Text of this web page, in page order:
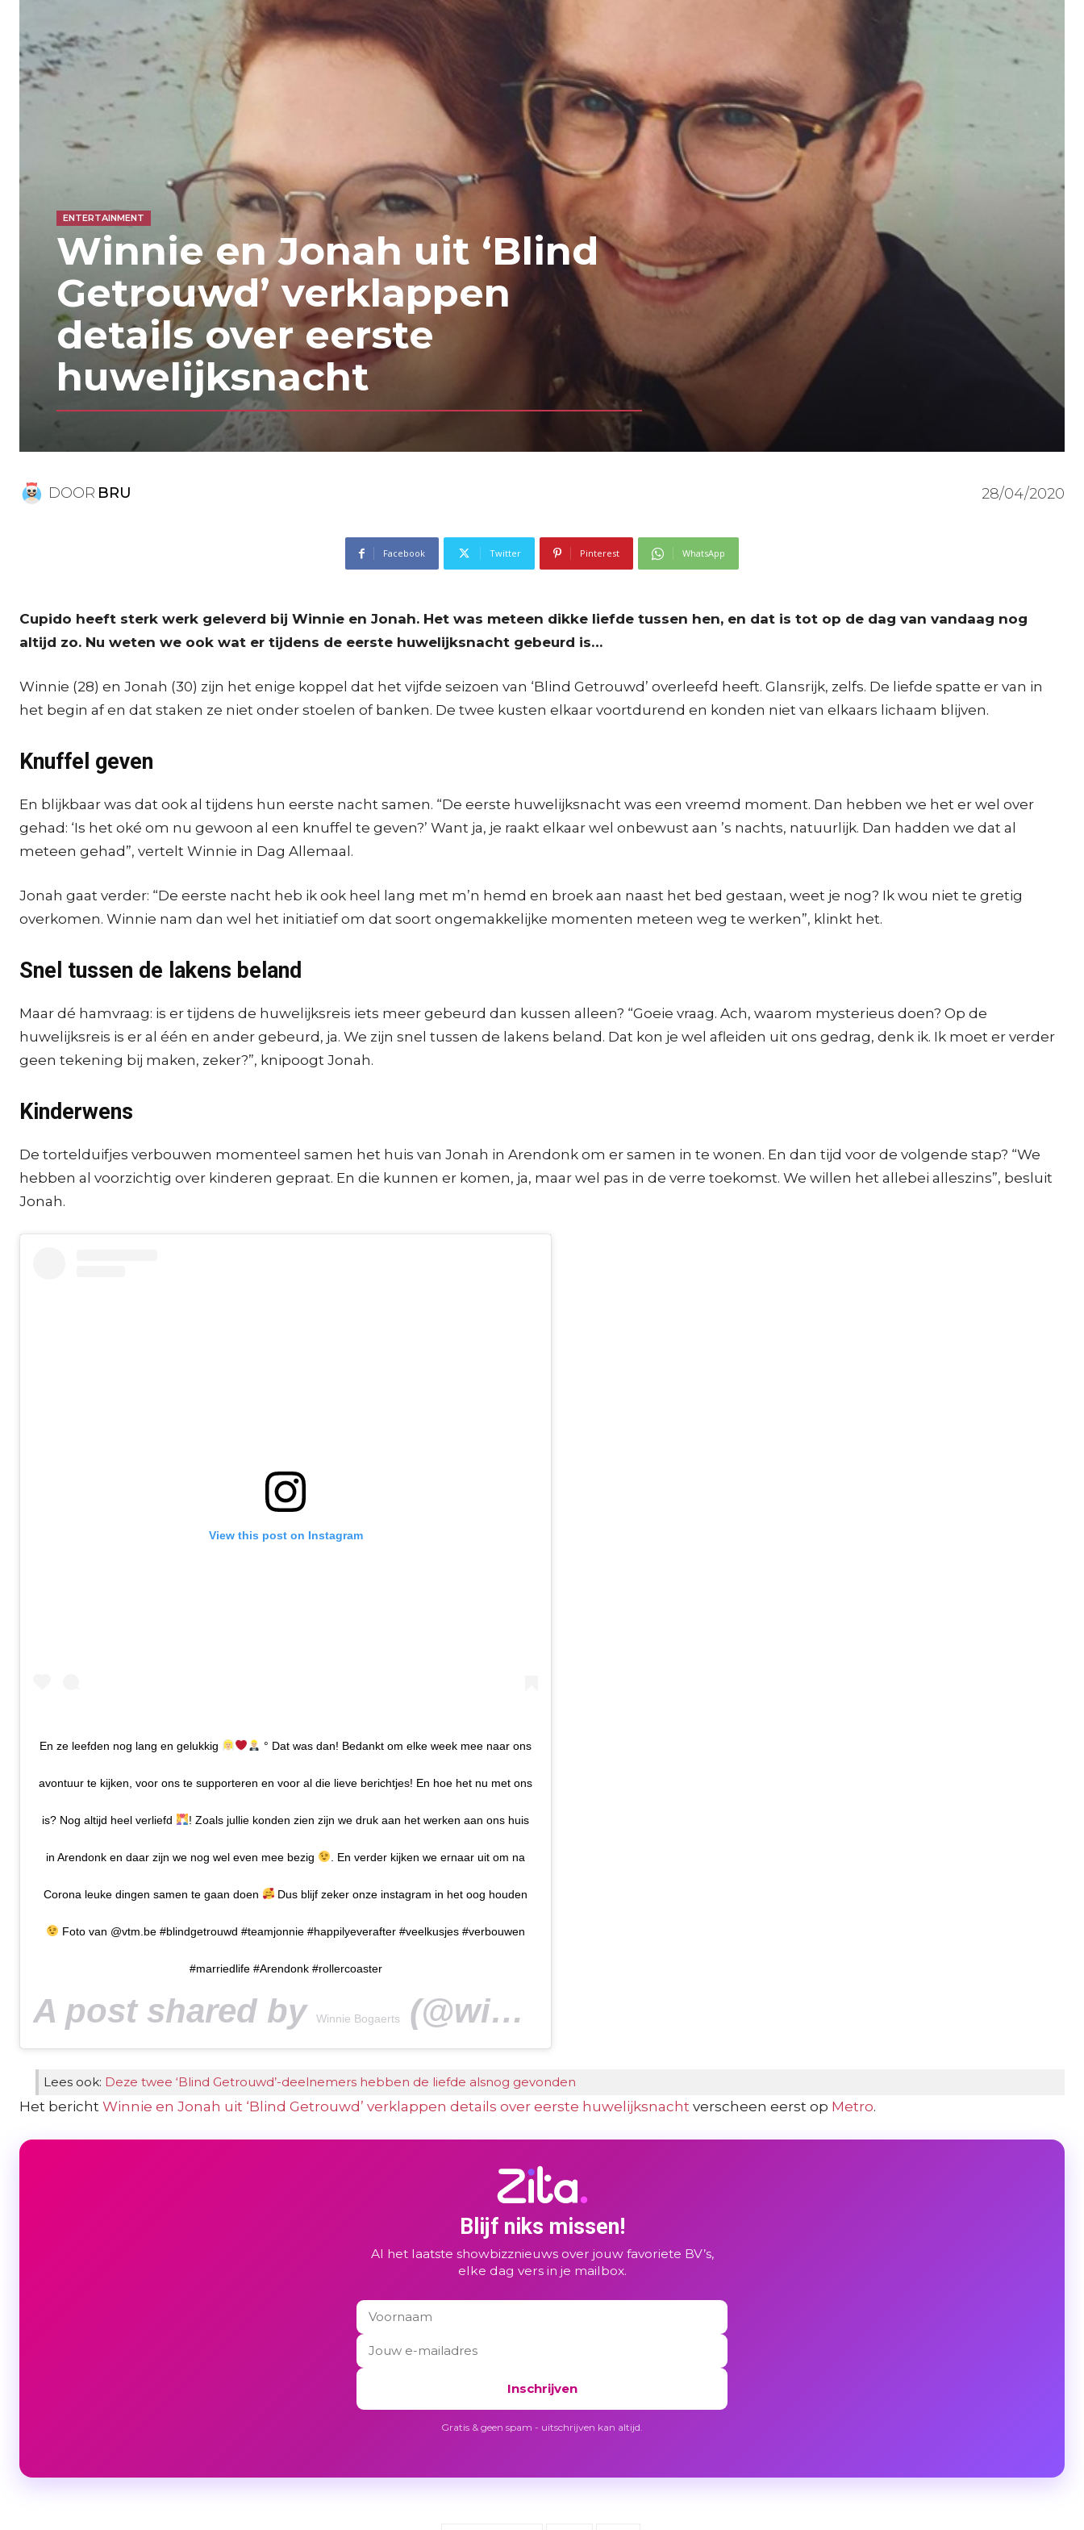
ENTERTAINMENT
Winnie en Jonah uit ‘Blind
Getrouwd’ verklappen
details over eerste
huwelijksnacht
DOOR BRU 28/04/2020
Facebook Twitter Pinterest WhatsApp
Cupido heeft sterk werk geleverd bij Winnie en Jonah. Het was meteen dikke liefde tussen hen, en dat is tot op de dag van vandaag nog
altijd zo. Nu weten we ook wat er tijdens de eerste huwelijksnacht gebeurd is…
Winnie (28) en Jonah (30) zijn het enige koppel dat het vijfde seizoen van ‘Blind Getrouwd’ overleefd heeft. Glansrijk, zelfs. De liefde spatte er van in
het begin af en dat staken ze niet onder stoelen of banken. De twee kusten elkaar voortdurend en konden niet van elkaars lichaam blijven.
Knuffel geven
En blijkbaar was dat ook al tijdens hun eerste nacht samen. “De eerste huwelijksnacht was een vreemd moment. Dan hebben we het er wel over
gehad: ‘Is het oké om nu gewoon al een knuffel te geven?’ Want ja, je raakt elkaar wel onbewust aan ’s nachts, natuurlijk. Dan hadden we dat al
meteen gehad”, vertelt Winnie in Dag Allemaal.
Jonah gaat verder: “De eerste nacht heb ik ook heel lang met m’n hemd en broek aan naast het bed gestaan, weet je nog? Ik wou niet te gretig
overkomen. Winnie nam dan wel het initiatief om dat soort ongemakkelijke momenten meteen weg te werken”, klinkt het.
Snel tussen de lakens beland
Maar dé hamvraag: is er tijdens de huwelijksreis iets meer gebeurd dan kussen alleen? “Goeie vraag. Ach, waarom mysterieus doen? Op de
huwelijksreis is er al één en ander gebeurd, ja. We zijn snel tussen de lakens beland. Dat kon je wel afleiden uit ons gedrag, denk ik. Ik moet er verder
geen tekening bij maken, zeker?”, knipoogt Jonah.
Kinderwens
De tortelduifjes verbouwen momenteel samen het huis van Jonah in Arendonk om er samen in te wonen. En dan tijd voor de volgende stap? “We
hebben al voorzichtig over kinderen gepraat. En die kunnen er komen, ja, maar wel pas in de verre toekomst. We willen het allebei alleszins”, besluit
Jonah.
View this post on Instagram
En ze leefden nog lang en gelukkig ° Dat was dan! Bedankt om elke week mee naar ons
avontuur te kijken, voor ons te supporteren en voor al die lieve berichtjes! En hoe het nu met ons
is? Nog altijd heel verliefd ! Zoals jullie konden zien zijn we druk aan het werken aan ons huis
in Arendonk en daar zijn we nog wel even mee bezig . En verder kijken we ernaar uit om na
Corona leuke dingen samen te gaan doen Dus blijf zeker onze instagram in het oog houden
Foto van @vtm.be #blindgetrouwd #teamjonnie #happilyeverafter #veelkusjes #verbouwen
#marriedlife #Arendonk #rollercoaster
A post shared by Winnie Bogaerts (@winnie_bogaerts) on
Lees ook: Deze twee ‘Blind Getrouwd’-deelnemers hebben de liefde alsnog gevonden
Het bericht Winnie en Jonah uit ‘Blind Getrouwd’ verklappen details over eerste huwelijksnacht verscheen eerst op Metro.
Blijf niks missen!
Al het laatste showbizznieuws over jouw favoriete BV’s,
elke dag vers in je mailbox.
Inschrijven
Gratis & geen spam - uitschrijven kan altijd.